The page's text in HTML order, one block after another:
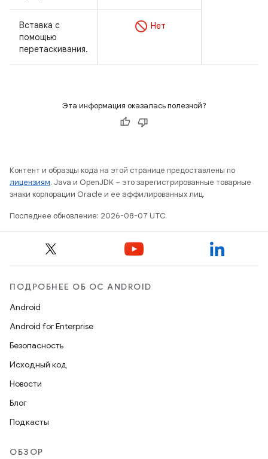
Вставка с
помощью
перетаскивания.
Нет
Эта информация оказалась полезной?
Контент и образцы кода на этой странице предоставлены по
лицензиям. Java и OpenJDK – это зарегистрированные товарные
знаки корпорации Oracle и ее аффилированных лиц.
Последнее обновление: 2026-08-07 UTC.
ПОДРОБНЕЕ ОБ ОС ANDROID
Android
Android for Enterprise
Безопасность
Исходный код
Новости
Блог
Подкасты
ОБЗОР